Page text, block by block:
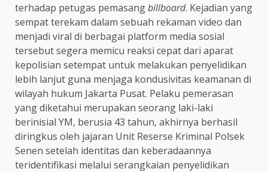
terhadap petugas pemasangbillboard. Kejadian yang
sempat terekam dalam sebuah rekaman video dan
menjadi viral di berbagai platform media sosial
tersebut segera memicu reaksi cepat dari aparat
kepolisian setempat untuk melakukan penyelidikan
lebih lanjut guna menjaga kondusivitas keamanan di
wilayah hukum Jakarta Pusat. Pelaku pemerasan
yang diketahui merupakan seorang laki-laki
berinisial YM, berusia 43 tahun, akhirnya berhasil
diringkus oleh jajaran Unit Reserse Kriminal Polsek
Senen setelah identitas dan keberadaannya
teridentifikasi melalui serangkaian penyelidikan